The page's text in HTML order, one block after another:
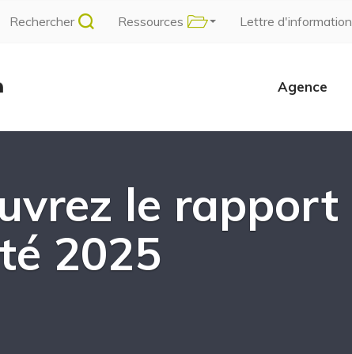
Rechercher Ressources Lettre d'information
Agence
le rapport
2025